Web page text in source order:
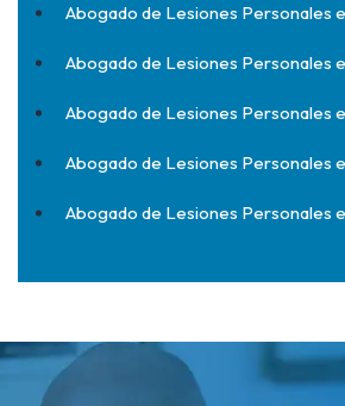
Abogado de Lesiones Personales
Abogado de Lesiones Personales
Abogado de Lesiones Personales
Abogado de Lesiones Personales
Abogado de Lesiones Personales